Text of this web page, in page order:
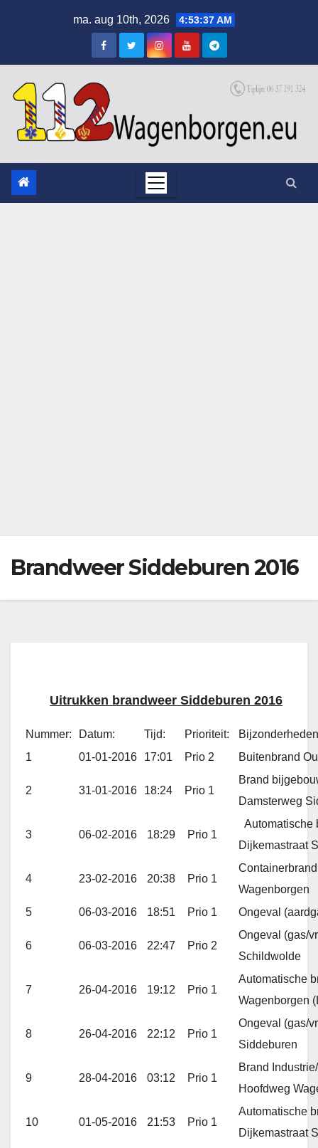
ma. aug 10th, 2026 4:53:37 AM
Brandweer Siddeburen 2016
Uitrukken brandweer Siddeburen 2016
Nummer: Datum: Tijd: Prioriteit:
1
01-01-2016 17:01 Prio 2 Buitenbrand
2 31-01-2016 18:24 Prio 1
Brand
Damsterweg
3 06-02-2016 18:29 Prio 1
Automatische
Dijkemastraat
4 23-02-2016 20:38 Prio 1
Wagenborgen
5
06-03-2016 18:51 Prio 1 Ongeval
6 06-03-2016 22:47 Prio 2
Ongeval (gas/
Schildwolde
7 26-04-2016 19:12 Prio 1
Automatische
Wagenborgen
8 26-04-2016 22:12 Prio 1
Ongeval (gas/
Siddeburen
9 28-04-2016 03:12 Prio 1
Brand
Hoofdweg
10 01-05-2016 21:53 Prio 1
Automatische
Dijkemastraat